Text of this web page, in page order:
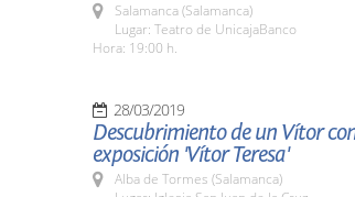
Salamanca (Salamanca)
Lugar: Teatro de UnicajaBanco
Hora: 19:00 h.
28/03/2019
Descubrimiento de un Vítor
exposición 'Vítor Teresa'
Alba de Tormes (Salamanca)